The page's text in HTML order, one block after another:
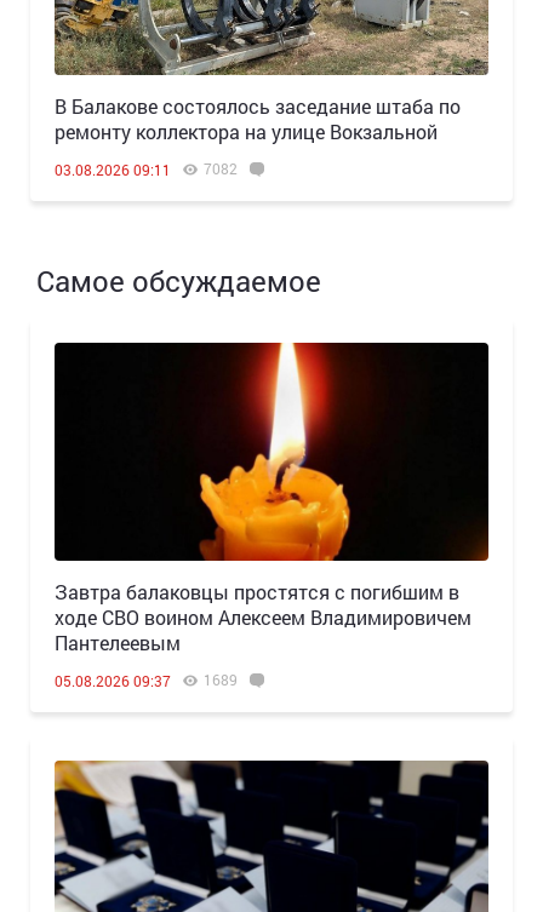
В Балакове состоялось заседание штаба по
ремонту коллектора на улице Вокзальной
03.08.2026 09:11 7082
Самое обсуждаемое
Завтра балаковцы простятся с погибшим в
ходе СВО воином Алексеем Владимировичем
Пантелеевым
05.08.2026 09:37 1689